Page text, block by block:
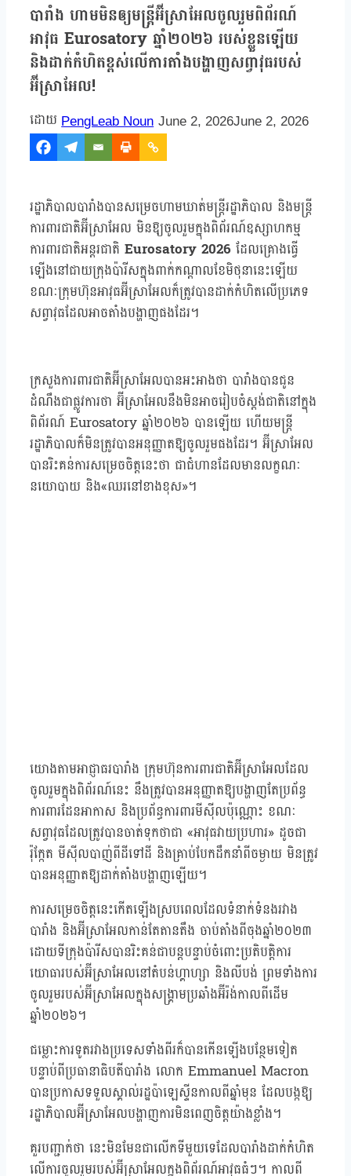
បារាំង ហាមមិនឲ្យមន្ត្រីអ៊ីស្រាអែលចូលរួមពិព័រណ៍
អាវុធ Eurosatory ឆ្នាំ២០២៦ របស់ខ្លួនឡើយ
និងដាក់កំហិតខ្ពស់លើការតាំងបង្ហាញសព្វាវុធរបស់
អ៊ីស្រាអែល!
PengLeab Noun June 2, 2026June 2, 2026
រដ្ឋាភិបាលបារាំងបានសម្រេចហាមឃាត់មន្ត្រីរដ្ឋាភិបាល និងមន្ត្រី
ការពារជាតិអ៊ីស្រាអែល មិនឱ្យចូលរួមក្នុងពិព័រណ៍ឧស្សាហកម្ម
ការពារជាតិអន្តរជាតិ Eurosatory 2026 ដែលគ្រោងធ្វើ
ឡើងនៅជាយក្រុងប៉ារីសក្នុងពាក់កណ្តាលខែមិថុនានេះឡើយ
ខណៈក្រុមហ៊ុនអាវុធអ៊ីស្រាអែលក៏ត្រូវបានដាក់កំហិតលើប្រភេទ
សព្វាវុធដែលអាចតាំងបង្ហាញផងដែរ។
ក្រសួងការពារជាតិអ៊ីស្រាអែលបានអះអាងថា បារាំងបានជូន
ដំណឹងជាផ្លូវការថា អ៊ីស្រាអែលនឹងមិនអាចរៀបចំស្តង់ជាតិនៅក្នុង
ពិព័រណ៍ Eurosatory ឆ្នាំ២០២៦ បានឡើយ ហើយមន្ត្រី
រដ្ឋាភិបាលក៏មិនត្រូវបានអនុញ្ញាតឱ្យចូលរួមផងដែរ។ អ៊ីស្រាអែល
បានរិះគន់ការសម្រេចចិត្តនេះថា ជាជំហានដែលមានលក្ខណៈ
នយោបាយ និង«ឈរនៅខាងខុស»។
យោងតាមអាជ្ញាធរបារាំង ក្រុមហ៊ុនការពារជាតិអ៊ីស្រាអែលដែល
ចូលរួមក្នុងពិព័រណ៍នេះ នឹងត្រូវបានអនុញ្ញាតឱ្យបង្ហាញតែប្រព័ន្ធ
ការពារដែនអាកាស និងប្រព័ន្ធការពារមីស៊ីលប៉ុណ្ណោះ ខណៈ
សព្វាវុធដែលត្រូវបានចាត់ទុកថាជា «អាវុធវាយប្រហារ» ដូចជា
រ៉ុក្កែត មីស៊ីលបាញ់ពីដីទៅដី និងគ្រាប់បែកដឹកនាំពីចម្ងាយ មិនត្រូវ
បានអនុញ្ញាតឱ្យដាក់តាំងបង្ហាញឡើយ។
ការសម្រេចចិត្តនេះកើតឡើងស្របពេលដែលទំនាក់ទំនងរវាង
បារាំង និងអ៊ីស្រាអែលកាន់តែតានតឹង ចាប់តាំងពីចុងឆ្នាំ២០២៣
ដោយទីក្រុងប៉ារីសបានរិះគន់ជាបន្តបន្ទាប់ចំពោះប្រតិបត្តិការ
យោធារបស់អ៊ីស្រាអែលនៅតំបន់ហ្គាហ្សា និងលីបង់ ព្រមទាំងការ
ចូលរួមរបស់អ៊ីស្រាអែលក្នុងសង្គ្រាមប្រឆាំងអ៊ីរ៉ង់កាលពីដើម
ឆ្នាំ២០២៦។
ជម្លោះការទូតរវាងប្រទេសទាំងពីរក៏បានកើនឡើងបន្ថែមទៀត
បន្ទាប់ពីប្រធានាធិបតីបារាំង លោក Emmanuel Macron
បានប្រកាសទទួលស្គាល់រដ្ឋប៉ាឡេស្ទីនកាលពីឆ្នាំមុន ដែលបង្កឱ្យ
រដ្ឋាភិបាលអ៊ីស្រាអែលបង្ហាញការមិនពេញចិត្តយ៉ាងខ្លាំង។
គួរបញ្ជាក់ថា នេះមិនមែនជាលើកទីមួយទេដែលបារាំងដាក់កំហិត
លើការចូលរួមរបស់អ៊ីស្រាអែលក្នុងពិព័រណ៍អាវុធធំៗ។ កាលពី